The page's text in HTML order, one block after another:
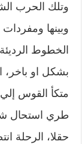
وتلك الحرب
وبينها ومفردات
الخطوط
بشكل او باخر،
متكأ القوس
طري استحال
حقلا، الرحلة